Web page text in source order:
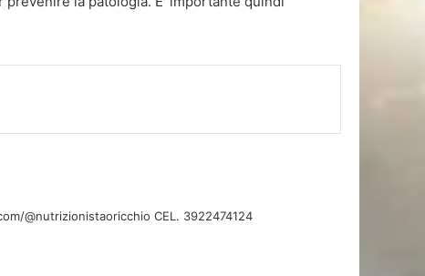
@nutrizionistaoricchio CEL. 3922474124